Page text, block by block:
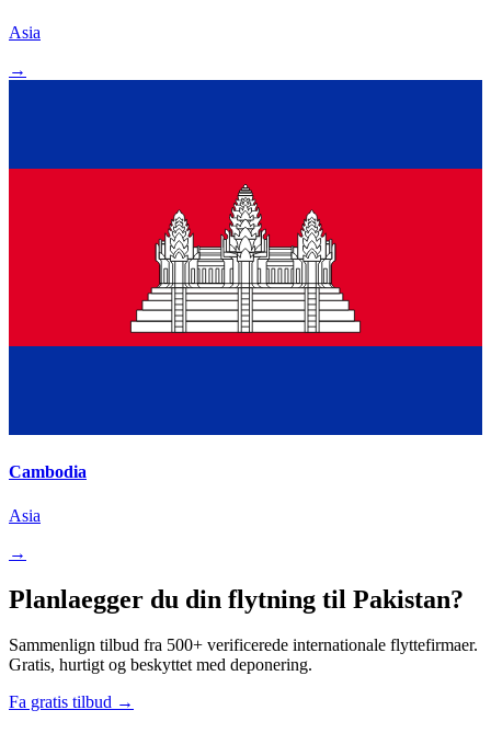
Asia
→
Cambodia
Asia
→
Planlaegger du din flytning til Pakistan?
Sammenlign tilbud fra 500+ verificerede internationale flyttefirmaer.
Gratis, hurtigt og beskyttet med deponering.
Fa gratis tilbud →